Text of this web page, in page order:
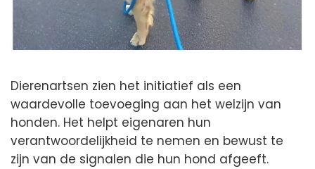
Dierenartsen zien het initiatief als een
waardevolle toevoeging aan het welzijn van
honden. Het helpt eigenaren hun
verantwoordelijkheid te nemen en bewust te
zijn van de signalen die hun hond afgeeft.